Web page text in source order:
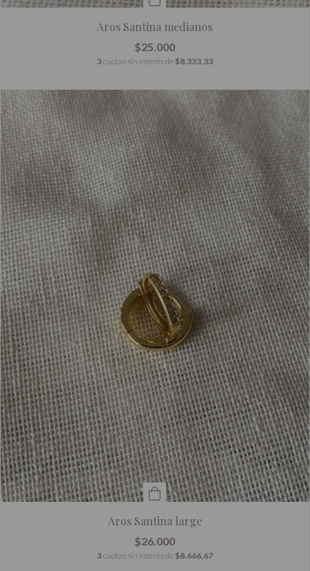
Aros Santina medianos
$25.000
3cuotas sin interés de $8.333,33
Aros Santina large
$26.000
3cuotas sin interés de $8.666,67